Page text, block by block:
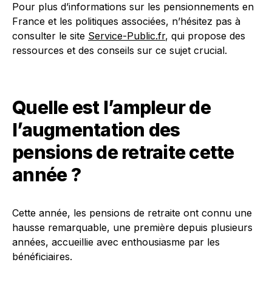
Pour plus d’informations sur les pensionnements en
France et les politiques associées, n’hésitez pas à
consulter le site Service-Public.fr, qui propose des
ressources et des conseils sur ce sujet crucial.
Quelle est l’ampleur de
l’augmentation des
pensions de retraite cette
année ?
Cette année, les pensions de retraite ont connu une
hausse remarquable, une première depuis plusieurs
années, accueillie avec enthousiasme par les
bénéficiaires.